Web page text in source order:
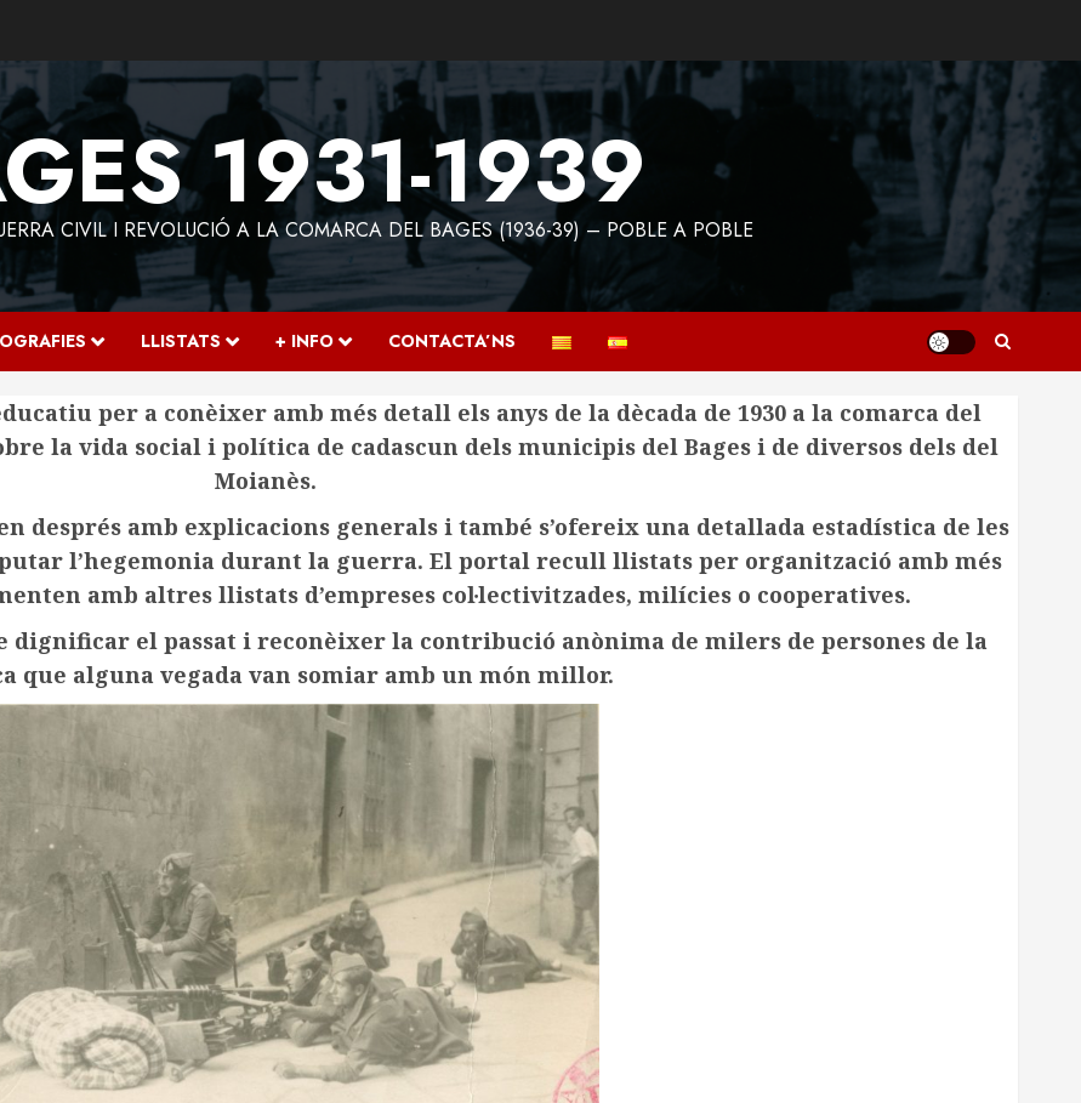
1931-1939
CIVIL I REVOLUCIÓ A LA COMARCA DEL BAGES (1936-39) – POBLE A POBLE
LLISTATS + INFO CONTACTA’NS
per a conèixer amb més detall els anys de la dècada de 1930 a la comarca del
la vida social i política de cadascun dels municipis del Bages i de diversos dels del
Moianès.
després amb explicacions generals i també s’ofereix una detallada estadística de les
l’hegemonia durant la guerra. El portal recull llistats per organització amb més
amb altres llistats d’empreses col·lectivitzades, milícies o cooperatives.
dignificar el passat i reconèixer la contribució anònima de milers de persones de la
que alguna vegada van somiar amb un món millor.